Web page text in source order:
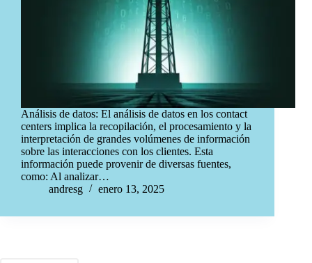
Análisis de datos: El análisis de datos en los contact
centers implica la recopilación, el procesamiento y la
interpretación de grandes volúmenes de información
sobre las interacciones con los clientes. Esta
información puede provenir de diversas fuentes,
como: Al analizar…
andresg
enero 13, 2025